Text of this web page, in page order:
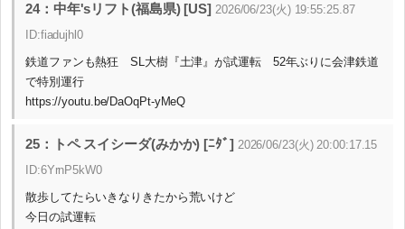
24：中年'sリフト(福島県) [US] 2026/06/23(火) 19:55:25.87
ID:fiadujhl0
鉄道ファンも熱狂 SL大樹『土津』が試運転 52年ぶりに会津鉄道
で特別運行
https://youtu.be/DaOqPt-yMeQ
25：トペ スイシーダ(みかか) [ﾆﾀﾞ] 2026/06/23(火) 20:00:17.15
ID:6YrnP5kW0
散歩してたらいきなりきたから荒いけど
今日の試運転